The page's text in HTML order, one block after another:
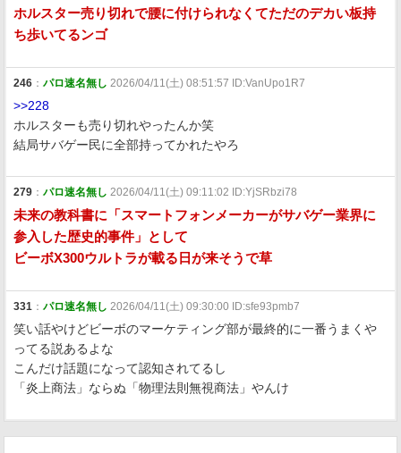
ホルスター売り切れで腰に付けられなくてただのデカい板持
ち歩いてるンゴ
246 ： パロ速名無し 2026/04/11(土) 08:51:57 ID:VanUpo1R7
>>228
ホルスターも売り切れやったんか笑
結局サバゲー民に全部持ってかれたやろ
279 ： パロ速名無し 2026/04/11(土) 09:11:02 ID:YjSRbzi78
未来の教科書に「スマートフォンメーカーがサバゲー業界に
参入した歴史的事件」として
ビーボX300ウルトラが載る日が来そうで草
331 ： パロ速名無し 2026/04/11(土) 09:30:00 ID:sfe93pmb7
笑い話やけどビーボのマーケティング部が最終的に一番うまくや
ってる説あるよな
こんだけ話題になって認知されてるし
「炎上商法」ならぬ「物理法則無視商法」やんけ